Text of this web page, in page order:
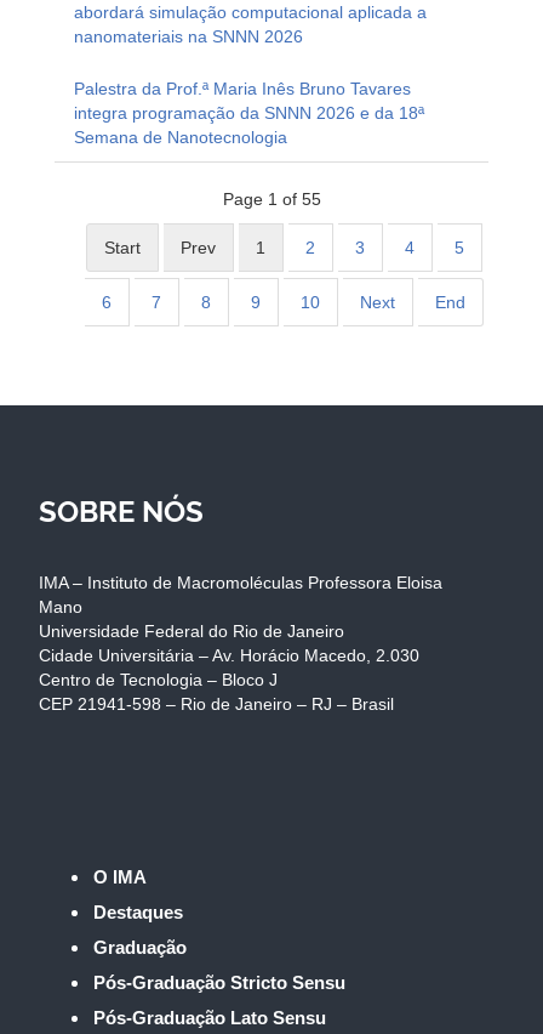
abordará simulação computacional aplicada a
nanomateriais na SNNN 2026
Palestra da Prof.ª Maria Inês Bruno Tavares
integra programação da SNNN 2026 e da 18ª
Semana de Nanotecnologia
Page 1 of 55
Start Prev 1 2 3 4 5
6 7 8 9 10 Next End
SOBRE NÓS
IMA – Instituto de Macromoléculas Professora Eloisa
Mano
Universidade Federal do Rio de Janeiro
Cidade Universitária – Av. Horácio Macedo, 2.030
Centro de Tecnologia – Bloco J
CEP 21941-598 – Rio de Janeiro – RJ – Brasil
O IMA
Destaques
Graduação
Pós-Graduação Stricto Sensu
Pós-Graduação Lato Sensu